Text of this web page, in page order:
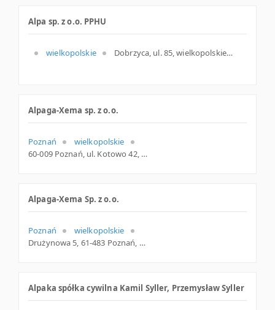
Alpa sp. z o.o. PPHU
wielkopolskie Dobrzyca, ul. 85, wielkopolskie
Alpaga-Xema sp. z o.o.
Poznań
wielkopolskie
60-009 Poznań, ul. Kotowo 42, wielkopolskie
Alpaga-Xema Sp. z o.o.
Poznań
wielkopolskie
Drużynowa 5, 61-483 Poznań, wielkopolskie
Alpaka spółka cywilna Kamil Syller, Przemysław Syller